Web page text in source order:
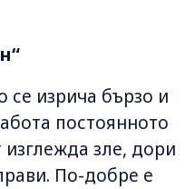
се изрича бързо и
постоянното
изглежда зле, дори
По-добре е